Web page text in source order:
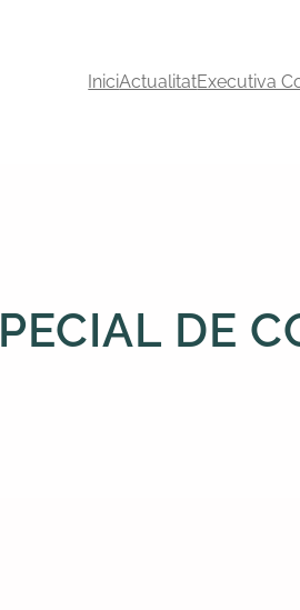
IniciActualitatExecutiva
DE